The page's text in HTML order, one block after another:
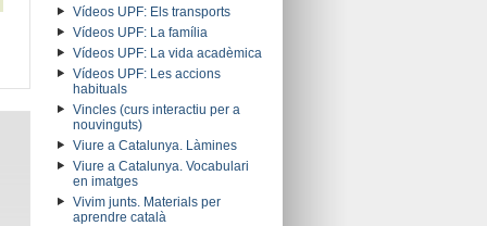
Vídeos UPF: Els transports
Vídeos UPF: La família
Vídeos UPF: La vida acadèmica
Vídeos UPF: Les accions
habituals
Vincles (curs interactiu per a
nouvinguts)
Viure a Catalunya. Làmines
Viure a Catalunya. Vocabulari
en imatges
Vivim junts. Materials per
aprendre català